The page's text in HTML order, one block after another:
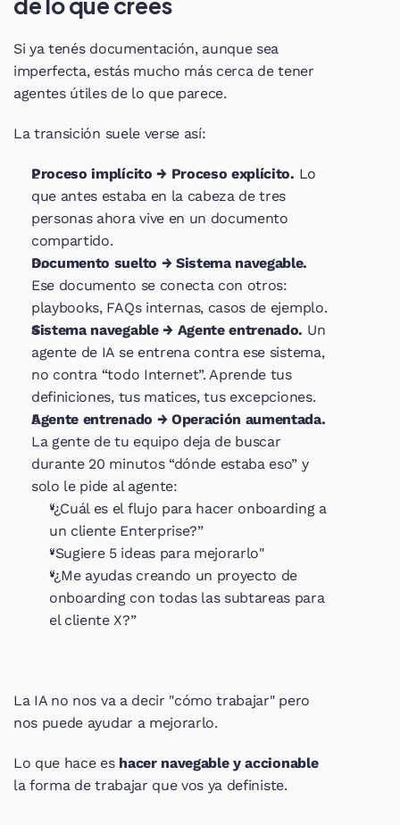
Si ya tenés documentación, aunque sea
imperfecta, estás mucho más cerca de tener
agentes útiles de lo que parece.
La transición suele verse así:
Proceso implícito → Proceso explícito. Lo
que antes estaba en la cabeza de tres
personas ahora vive en un documento
compartido.
Documento suelto → Sistema navegable.
Ese documento se conecta con otros:
playbooks, FAQs internas, casos de ejemplo.
Sistema navegable → Agente entrenado. Un
agente de IA se entrena contra ese sistema,
no contra “todo Internet”. Aprende tus
definiciones, tus matices, tus excepciones.
Agente entrenado → Operación aumentada.
La gente de tu equipo deja de buscar
durante 20 minutos “dónde estaba eso” y
solo le pide al agente:
“¿Cuál es el flujo para hacer onboarding a
un cliente Enterprise?”
“Sugiere 5 ideas para mejorarlo"
“¿Me ayudas creando un proyecto de
onboarding con todas las subtareas para
el cliente X?”
La IA no nos va a decir "cómo trabajar" pero
nos puede ayudar a mejorarlo.
Lo que hace es hacer navegable y accionable
la forma de trabajar que vos ya definiste.